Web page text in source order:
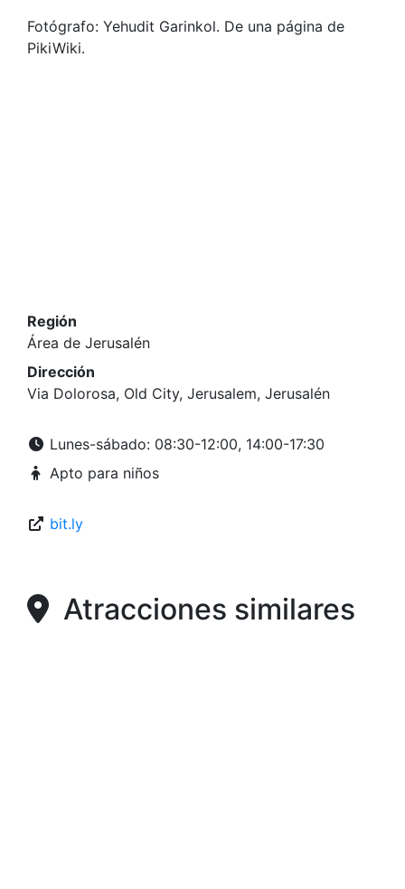
Fotógrafo: Yehudit Garinkol. De una página de
PikiWiki.
Región
Área de Jerusalén
Dirección
Via Dolorosa, Old City, Jerusalem, Jerusalén
Lunes-sábado: 08:30-12:00, 14:00-17:30
Apto para niños
bit.ly
Atracciones similares